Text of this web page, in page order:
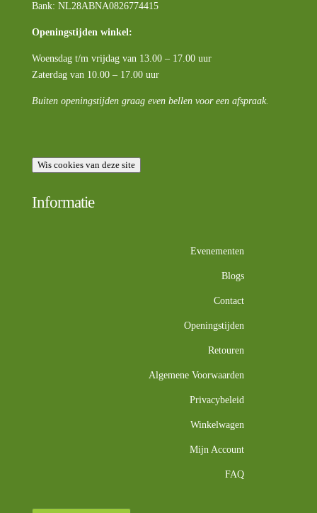
Bank: NL28ABNA0826774415
Openingstijden winkel:
Woensdag t/m vrijdag van 13.00 – 17.00 uur
Zaterdag van 10.00 – 17.00 uur
Buiten openingstijden graag even bellen voor een afspraak.
Wis cookies van deze site
Informatie
Evenementen
Blogs
Contact
Openingstijden
Retouren
Algemene Voorwaarden
Privacybeleid
Winkelwagen
Mijn Account
FAQ